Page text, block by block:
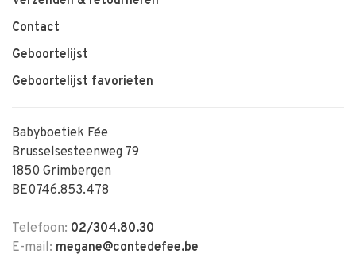
Contact
Geboortelijst
Geboortelijst favorieten
Babyboetiek Fée
Brusselsesteenweg 79
1850 Grimbergen
BE0746.853.478
Telefoon: 02/304.80.30
E-mail: megane@contedefee.be